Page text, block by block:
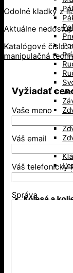
Kolesá a
Odolné kladky z
Aktuálne
Katalógové číslo:
manipulačná
Vyžiadať
Vaše meno
Váš email
Váš telefonický
Správa